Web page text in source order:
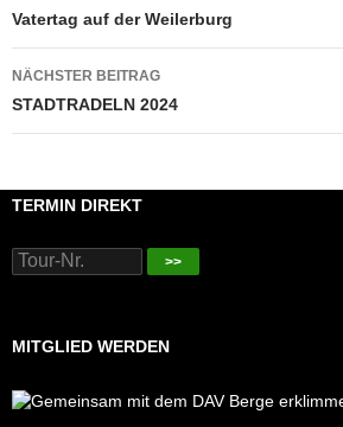
Vatertag auf der Weilerburg
NÄCHSTER BEITRAG
STADTRADELN 2024
TERMIN DIREKT
>>
MITGLIED WERDEN